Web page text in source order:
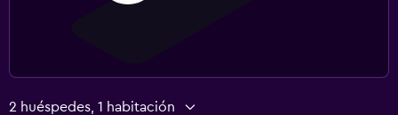
2 huéspedes, 1 habitación